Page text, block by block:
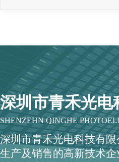
深圳市青禾光电
SHENZEHN QINGHE
深圳市青禾光电科技有
生产及销售的高新技术